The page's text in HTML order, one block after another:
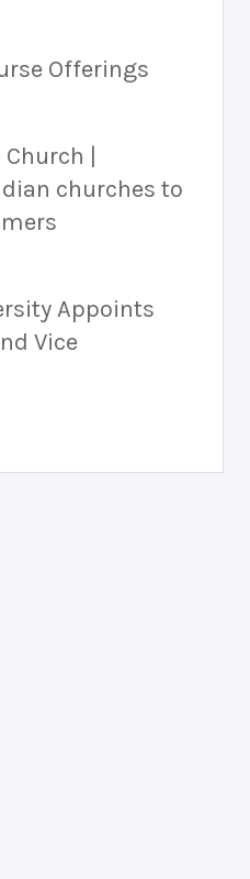
Offerings
|
churches to
Appoints
Vice